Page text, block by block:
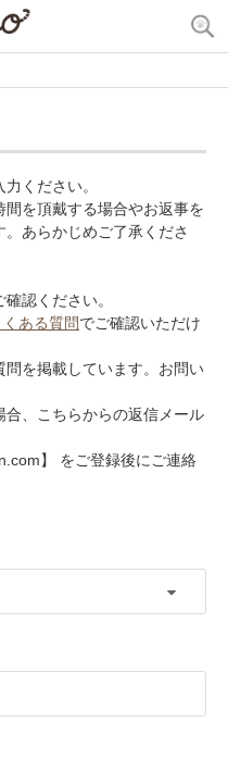
ください。
を頂戴する場合やお返事を
あらかじめご了承くださ
認ください。
くある質問でご確認いただけ
を掲載しています。お問い
、こちらからの返信メール
】 をご登録後にご連絡